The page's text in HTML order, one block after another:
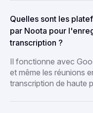
Quelles sont les
par Noota pour
transcription ?
Il fonctionne avec
et même les réunions
transcription de haute